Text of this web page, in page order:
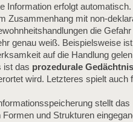
Information erfolgt automatisch.
Zusammenhang mit non-
die
genau weiß. Beispielsweise
auf die Handlung
ist das prozedurale Gedächtnis
wird. Letzteres spielt
stellt das
und Strukturen